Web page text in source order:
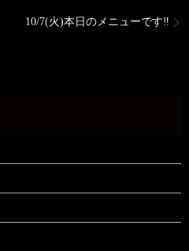
10/7(火)本日のメニューです‼️